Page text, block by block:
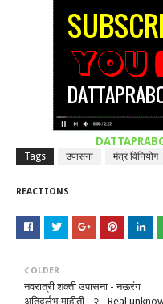
Tags उपासना मंत्र विनियोग
REACTIONS
OLDER
नवरात्री शक्ती उपासना - नऊरंग
अतिदुर्लभ माहीती - २ - Real